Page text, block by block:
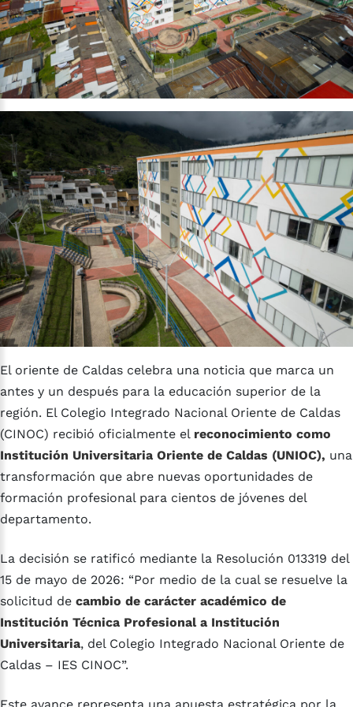
El oriente de Caldas celebra una noticia que marca un
antes y un después para la educación superior de la
región. El Colegio Integrado Nacional Oriente de Caldas
(CINOC) recibió oficialmente el reconocimiento como
Institución Universitaria Oriente de Caldas (UNIOC), una
transformación que abre nuevas oportunidades de
formación profesional para cientos de jóvenes del
departamento.
La decisión se ratificó mediante la Resolución 013319 del
15 de mayo de 2026: “Por medio de la cual se resuelve la
solicitud de cambio de carácter académico de
Institución Técnica Profesional a Institución
Universitaria, del Colegio Integrado Nacional Oriente de
Caldas – IES CINOC”.